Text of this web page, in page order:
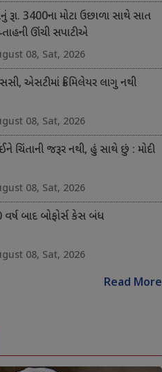
રૂા. 3400ના મોટા ઉછાળા સાથે સાત
ઊંચી સપાટીએ
08, Sat, 2026
એસટીમાં ક્રિમિલેયર લાગુ નથી
08, Sat, 2026
ચિંતાની જરૂર નથી, હું સાથે છું : મોદી
08, Sat, 2026
વર્ષ બાદ બોફોર્સ કેસ બંધ
08, Sat, 2026
Read More